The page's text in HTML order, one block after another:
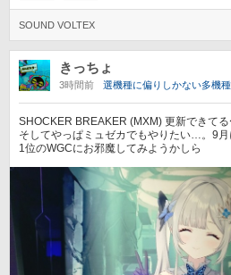
SOUND VOLTEX
きっちょ
3時間前 選機種に偏りしかない多機
SHOCKER BREAKER (MXM) 更新できて
そしてやっぱミュゼカでもやりたい…。9
1位のWGCにお邪魔してみようかしら